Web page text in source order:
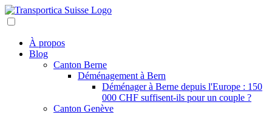
À propos
Blog
Canton Berne
Déménagement à Bern
Déménager à Berne depuis l'Europe : 150
000 CHF suffisent-ils pour un couple ?
Canton Genève